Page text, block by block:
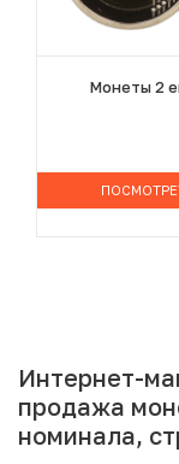
Монеты 2
Интернет-
продажа
номинала,